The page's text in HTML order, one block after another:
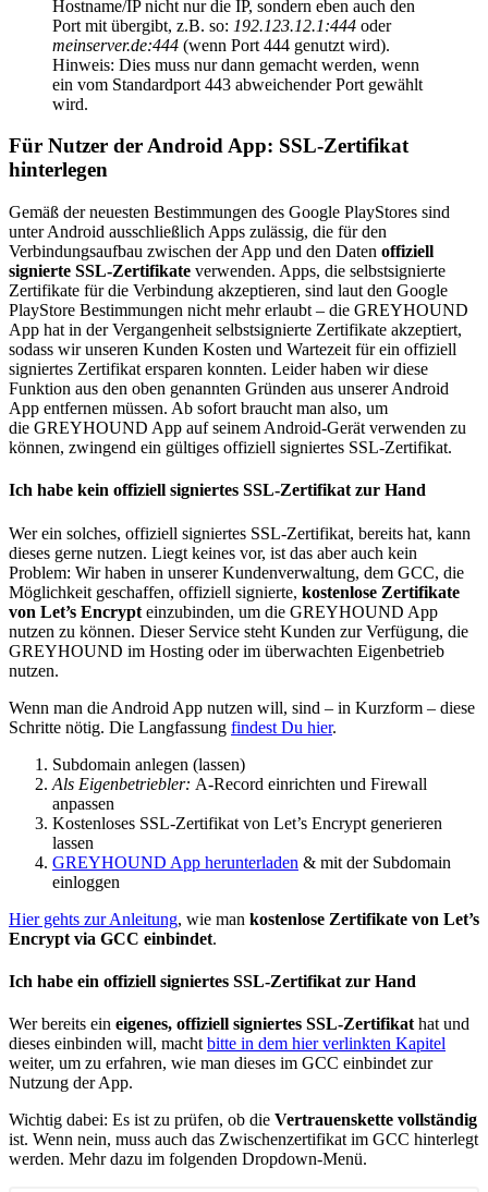
Hostname/IP nicht nur die IP, sondern eben auch den
Port mit übergibt, z.B. so: 192.123.12.1:444 oder
meinserver.de:444 (wenn Port 444 genutzt wird).
Hinweis: Dies muss nur dann gemacht werden, wenn
ein vom Standardport 443 abweichender Port gewählt
wird.
Für Nutzer der Android App: SSL-Zertifikat
hinterlegen
Gemäß der neuesten Bestimmungen des Google PlayStores sind
unter Android ausschließlich Apps zulässig, die für den
Verbindungsaufbau zwischen der App und den Daten offiziell
signierte SSL-Zertifikate verwenden. Apps, die selbstsignierte
Zertifikate für die Verbindung akzeptieren, sind laut den Google
PlayStore Bestimmungen nicht mehr erlaubt – die GREYHOUND
App hat in der Vergangenheit selbstsignierte Zertifikate akzeptiert,
sodass wir unseren Kunden Kosten und Wartezeit für ein offiziell
signiertes Zertifikat ersparen konnten. Leider haben wir diese
Funktion aus den oben genannten Gründen aus unserer Android
App entfernen müssen. Ab sofort braucht man also, um
die GREYHOUND App auf seinem Android-Gerät verwenden zu
können, zwingend ein gültiges offiziell signiertes SSL-Zertifikat.
Ich habe kein offiziell signiertes SSL-Zertifikat zur Hand
Wer ein solches, offiziell signiertes SSL-Zertifikat, bereits hat, kann
dieses gerne nutzen. Liegt keines vor, ist das aber auch kein
Problem: Wir haben in unserer Kundenverwaltung, dem GCC, die
Möglichkeit geschaffen, offiziell signierte, kostenlose Zertifikate
von Let’s Encrypt einzubinden, um die GREYHOUND App
nutzen zu können. Dieser Service steht Kunden zur Verfügung, die
GREYHOUND im Hosting oder im überwachten Eigenbetrieb
nutzen.
Wenn man die Android App nutzen will, sind – in Kurzform – diese
Schritte nötig. Die Langfassung findest Du hier.
Subdomain anlegen (lassen)
Als Eigenbetriebler: A-Record einrichten und Firewall
anpassen
Kostenloses SSL-Zertifikat von Let’s Encrypt generieren
lassen
GREYHOUND App herunterladen & mit der Subdomain
einloggen
Hier gehts zur Anleitung, wie man kostenlose Zertifikate von Let’s
Encrypt via GCC einbindet.
Ich habe ein offiziell signiertes SSL-Zertifikat zur Hand
Wer bereits ein eigenes, offiziell signiertes SSL-Zertifikat hat und
dieses einbinden will, macht bitte in dem hier verlinkten Kapitel
weiter, um zu erfahren, wie man dieses im GCC einbindet zur
Nutzung der App.
Wichtig dabei: Es ist zu prüfen, ob die Vertrauenskette vollständig
ist. Wenn nein, muss auch das Zwischenzertifikat im GCC hinterlegt
werden. Mehr dazu im folgenden Dropdown-Menü.